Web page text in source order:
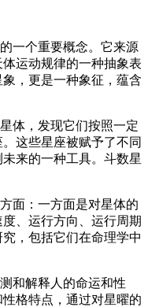
一个重要概念。它来源
运动规律的一种抽象表
，更是一种象征，蕴含
体，发现它们按照一定
这些星座被赋予了不同
来的一种工具。斗数星
面：一方面是对星体的
、运行方向、运行周期
，包括它们在命理学中
和解释人的命运和性
格特点，通过对星曜的